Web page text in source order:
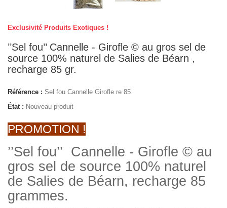
Exclusivité Produits Exotiques !
’’Sel fou’’ Cannelle - Girofle © au gros sel de
source 100% naturel de Salies de Béarn ,
recharge 85 gr.
Référence : Sel fou Cannelle Girofle re 85
État : Nouveau produit
PROMOTION !
’’Sel fou’’ Cannelle - Girofle © au
gros sel de source 100% naturel
de Salies de Béarn, recharge 85
grammes.